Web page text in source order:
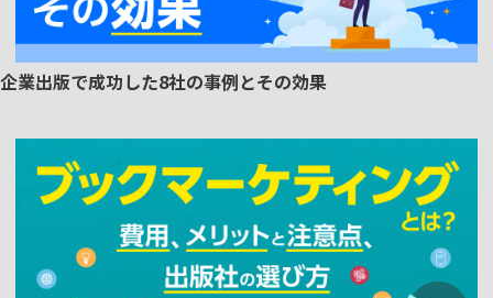
企業出版で成功した8社の事例とその効果